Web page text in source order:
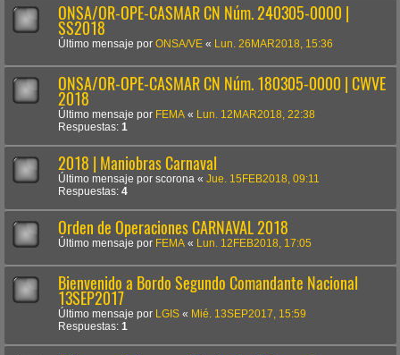
ONSA/OR-OPE-CASMAR CN Núm. 240305-0000 |
SS2018
Último mensaje por ONSA/VE « Lun. 26MAR2018, 15:36
ONSA/OR-OPE-CASMAR CN Núm. 180305-0000 | CWVE
2018
Último mensaje por FEMA «
Lun. 12MAR2018, 22:38
Respuestas: 1
2018 | Maniobras Carnaval
Último mensaje por scorona « Jue. 15FEB2018, 09:11
Respuestas: 4
Orden de Operaciones CARNAVAL 2018
Último mensaje por FEMA « Lun. 12FEB2018, 17:05
Bienvenido a Bordo Segundo Comandante Nacional
13SEP2017
Último mensaje por LGIS « Mié. 13SEP2017, 15:59
Respuestas: 1